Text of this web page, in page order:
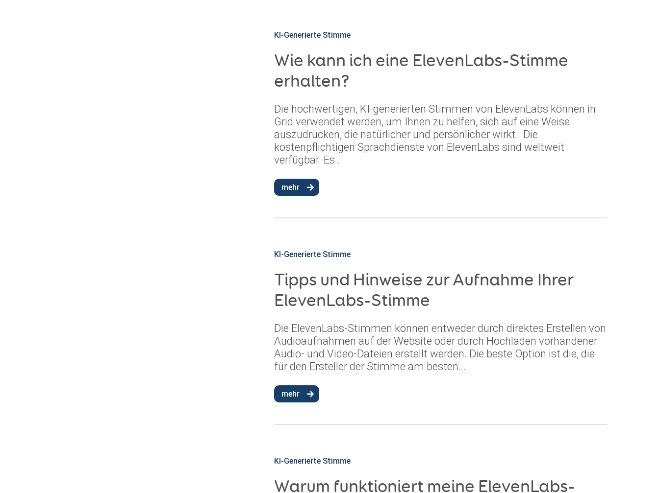
KI-Generierte Stimme
Wie kann ich eine ElevenLabs-Stimme
erhalten?
Die hochwertigen, KI-generierten Stimmen von ElevenLabs können in
Grid verwendet werden, um Ihnen zu helfen, sich auf eine Weise
auszudrücken, die natürlicher und persönlicher wirkt. Die
kostenpflichtigen Sprachdienste von ElevenLabs sind weltweit
verfügbar. Es...
mehr
KI-Generierte Stimme
Tipps und Hinweise zur Aufnahme Ihrer
ElevenLabs-Stimme
Die ElevenLabs-Stimmen können entweder durch direktes Erstellen von
Audioaufnahmen auf der Website oder durch Hochladen vorhandener
Audio- und Video-Dateien erstellt werden. Die beste Option ist die, die
für den Ersteller der Stimme am besten...
mehr
KI-Generierte Stimme
Warum funktioniert meine ElevenLabs-